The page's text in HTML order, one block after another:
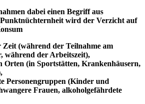
dabei einen Begriff aus
wird der Verzicht auf
Zeit (während der Teilnahme am
während der Arbeitszeit),
Orten (in Sportstätten, Krankenhäusern,
Personengruppen (Kinder und
Frauen, alkoholgefährdete